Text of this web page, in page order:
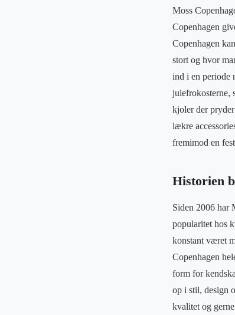
Moss
Copenhagen
Copenhagen
stort og hvor
ind i en periode
julefrokosterne,
kjoler der
lækre
fremimod en
Historien
Siden 2006 har
popularitet hos
konstant været
Copenhagen
form for
op i stil, design
kvalitet og